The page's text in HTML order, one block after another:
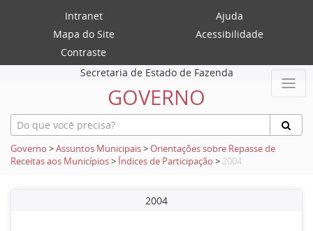
Intranet
Ajuda
Mapa do Site
Acessibilidade
Contraste
Secretaria de Estado de Fazenda
GOVERNO
Governo >Assuntos Municipais>Orientações sobre Repasse de
Receitas aos Municípios> Índices de Participação > 2004
2004